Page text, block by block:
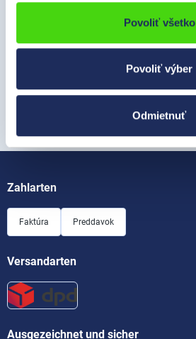
Povoliť všetko
Povoliť výber
Odmietnuť
Služba
Informácie
Zahlarten
Faktúra Preddavok
Versandarten
Ausgezeichnet und sicher